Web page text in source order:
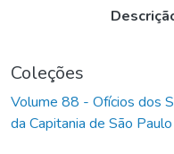
Coleções
Volume 88 - Ofícios dos
da Capitania de São